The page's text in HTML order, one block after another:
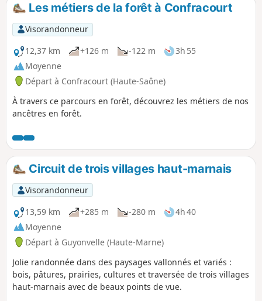
Les métiers de la forêt à Confracourt
Visorandonneur
12,37 km
+126 m -122 m
3h 55
Moyenne
Départ à Confracourt (Haute-Saône)
À travers ce parcours en forêt, découvrez les métiers de nos
ancêtres en forêt.
Circuit de trois villages haut-marnais
Visorandonneur
13,59 km
+285 m -280 m
4h 40
Moyenne
Départ à Guyonvelle (Haute-Marne)
Jolie randonnée dans des paysages vallonnés et variés :
bois, pâtures, prairies, cultures et traversée de trois villages
haut-marnais avec de beaux points de vue.